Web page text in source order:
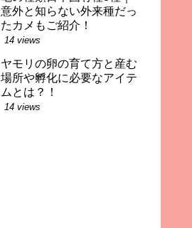
意外と知らない外来種だっ
たカメもご紹介！
14 views
ヤモリの卵の育て方と産む
場所や孵化に必要なアイテ
ムとは？！
14 views